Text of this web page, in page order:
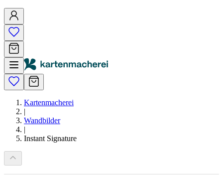
Kartenmacherei
|
Wandbilder
|
Instant Signature